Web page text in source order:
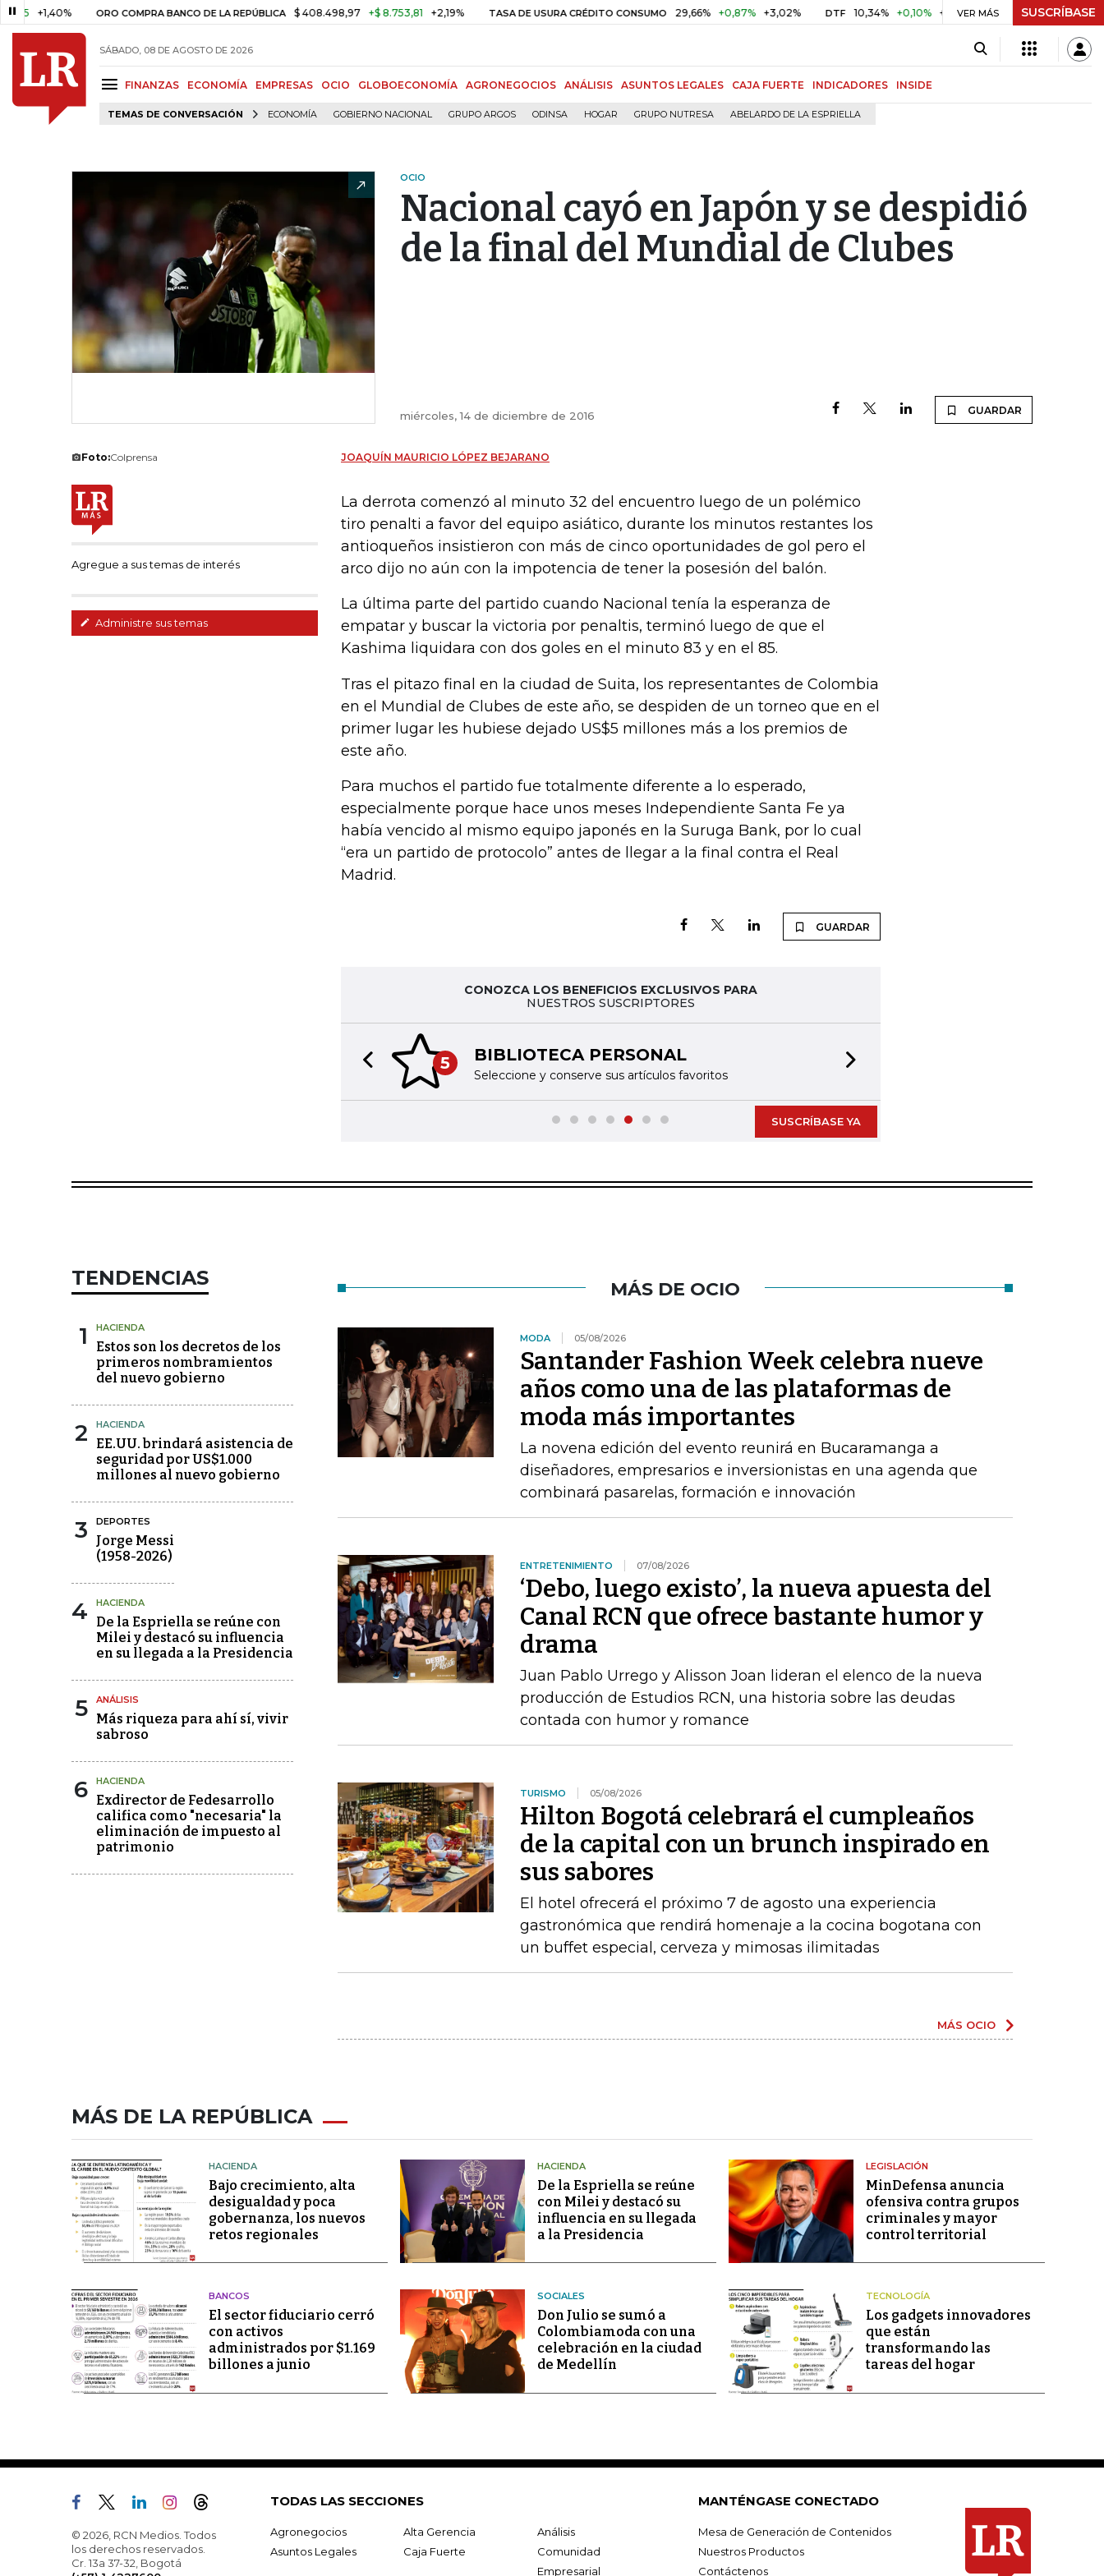
+1,40% ORO COMPRA BANCO DE LA REPÚBLICA $ 408.498,97 +$ 8.753,81 +2,19% TASA DE USURA CRÉDITO CONSUMO 29,66% +0,87% +3,02% DTF 10,34% +0,10% +0,98% UVR $ 416,96 +$ 0,05
VER MÁS SUSCRÍBASE
SÁBADO, 08 DE AGOSTO DE 2026
FINANZAS ECONOMÍA EMPRESAS OCIO GLOBOECONOMÍA AGRONEGOCIOS ANÁLISIS ASUNTOS LEGALES CAJA FUERTE INDICADORES INSIDE
TEMAS DE CONVERSACIÓN ECONOMÍA GOBIERNO NACIONAL GRUPO ARGOS ODINSA HOGAR GRUPO NUTRESA ABELARDO DE LA ESPRIELLA
OCIO
Nacional cayó en Japón y se despidió
de la final del Mundial de Clubes
miércoles, 14 de diciembre de 2016 GUARDAR
Foto:Colprensa
Agregue a sus temas de interés
Administre sus temas
JOAQUÍN MAURICIO LÓPEZ BEJARANO
La derrota comenzó al minuto 32 del encuentro luego de un polémico
tiro penalti a favor del equipo asiático, durante los minutos restantes los
antioqueños insistieron con más de cinco oportunidades de gol pero el
arco dijo no aún con la impotencia de tener la posesión del balón.
La última parte del partido cuando Nacional tenía la esperanza de
empatar y buscar la victoria por penaltis, terminó luego de que el
Kashima liquidara con dos goles en el minuto 83 y en el 85.
Tras el pitazo final en la ciudad de Suita, los representantes de Colombia
en el Mundial de Clubes de este año, se despiden de un torneo que en el
primer lugar les hubiese dejado US$5 millones más a los premios de
este año.
Para muchos el partido fue totalmente diferente a lo esperado,
especialmente porque hace unos meses Independiente Santa Fe ya
había vencido al mismo equipo japonés en la Suruga Bank, por lo cual
“era un partido de protocolo” antes de llegar a la final contra el Real
Madrid.
GUARDAR
CONOZCA LOS BENEFICIOS EXCLUSIVOS PARA
NUESTROS SUSCRIPTORES
5 BIBLIOTECA PERSONAL
Seleccione y conserve sus artículos favoritos
Previous slide
SUSCRÍBASE YA
TENDENCIAS
1 HACIENDA
Estos son los decretos de los
primeros nombramientos
del nuevo gobierno
2 HACIENDA
EE.UU. brindará asistencia de
seguridad por US$1.000
millones al nuevo gobierno
3 DEPORTES
Jorge Messi
(1958-2026)
4 HACIENDA
De la Espriella se reúne con
Milei y destacó su influencia
en su llegada a la Presidencia
5 ANÁLISIS
Más riqueza para ahí sí, vivir
sabroso
6 HACIENDA
Exdirector de Fedesarrollo
califica como "necesaria" la
eliminación de impuesto al
patrimonio
MÁS DE OCIO
MODA 05/08/2026
Santander Fashion Week celebra nueve
años como una de las plataformas de
moda más importantes
La novena edición del evento reunirá en Bucaramanga a
diseñadores, empresarios e inversionistas en una agenda que
combinará pasarelas, formación e innovación
ENTRETENIMIENTO 07/08/2026
‘Debo, luego existo’, la nueva apuesta del
Canal RCN que ofrece bastante humor y
drama
Juan Pablo Urrego y Alisson Joan lideran el elenco de la nueva
producción de Estudios RCN, una historia sobre las deudas
contada con humor y romance
TURISMO 05/08/2026
Hilton Bogotá celebrará el cumpleaños
de la capital con un brunch inspirado en
sus sabores
El hotel ofrecerá el próximo 7 de agosto una experiencia
gastronómica que rendirá homenaje a la cocina bogotana con
un buffet especial, cerveza y mimosas ilimitadas
MÁS OCIO
MÁS DE LA REPÚBLICA
HACIENDA
Bajo crecimiento, alta
desigualdad y poca
gobernanza, los nuevos
retos regionales
HACIENDA
De la Espriella se reúne
con Milei y destacó su
influencia en su llegada
a la Presidencia
LEGISLACIÓN
MinDefensa anuncia
ofensiva contra grupos
criminales y mayor
control territorial
BANCOS
El sector fiduciario cerró
con activos
administrados por $1.169
billones a junio
SOCIALES
Don Julio se sumó a
Colombiamoda con una
celebración en la ciudad
de Medellín
TECNOLOGÍA
Los gadgets innovadores
que están
transformando las
tareas del hogar
© 2026, RCN Medios. Todos
los derechos reservados.
Cr. 13a 37-32, Bogotá
TODAS LAS SECCIONES
Agronegocios Alta Gerencia
Análisis
Asuntos Legales
Caja Fuerte
Comunidad
Empresarial
MANTÉNGASE CONECTADO
Mesa de Generación de Contenidos
Nuestros Productos
Contáctenos